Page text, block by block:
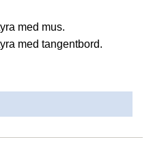
med mus.
med tangentbord.